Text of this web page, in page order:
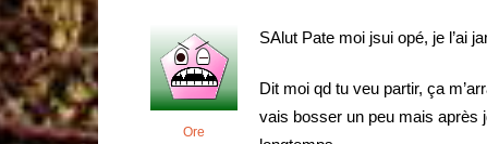
Ore
SAlut Pate moi jsui opé, je l’ai
Dit moi qd tu veu partir, ça
vais bosser un peu mais après